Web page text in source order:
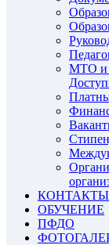
МТО и
КОНТАКТЫ
ОБУЧЕНИЕ
ПФДО